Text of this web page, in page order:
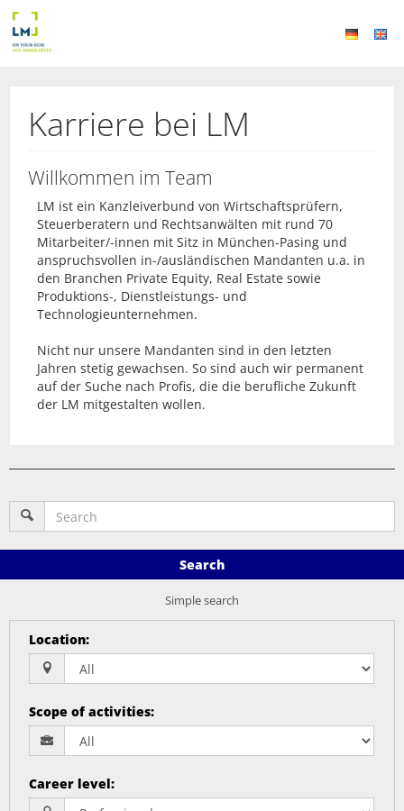
Karriere bei LM
Willkommen im Team
LM ist ein Kanzleiverbund von Wirtschaftsprüfern,
Steuerberatern und Rechtsanwälten mit rund 70
Mitarbeiter/-innen mit Sitz in München-Pasing und
anspruchsvollen in-/ausländischen Mandanten u.a. in
den Branchen Private Equity, Real Estate sowie
Produktions-, Dienstleistungs- und
Technologieunternehmen.
Nicht nur unsere Mandanten sind in den letzten
Jahren stetig gewachsen. So sind auch wir permanent
auf der Suche nach Profis, die die berufliche Zukunft
der LM mitgestalten wollen.
Search
Simple search
Location:
Scope of activities:
Career level: